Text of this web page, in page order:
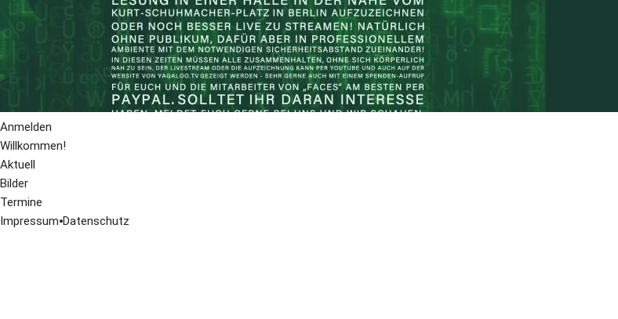
Anmelden
Willkommen!
Aktuell
Bilder
Termine
Impressum⦁Datenschutz